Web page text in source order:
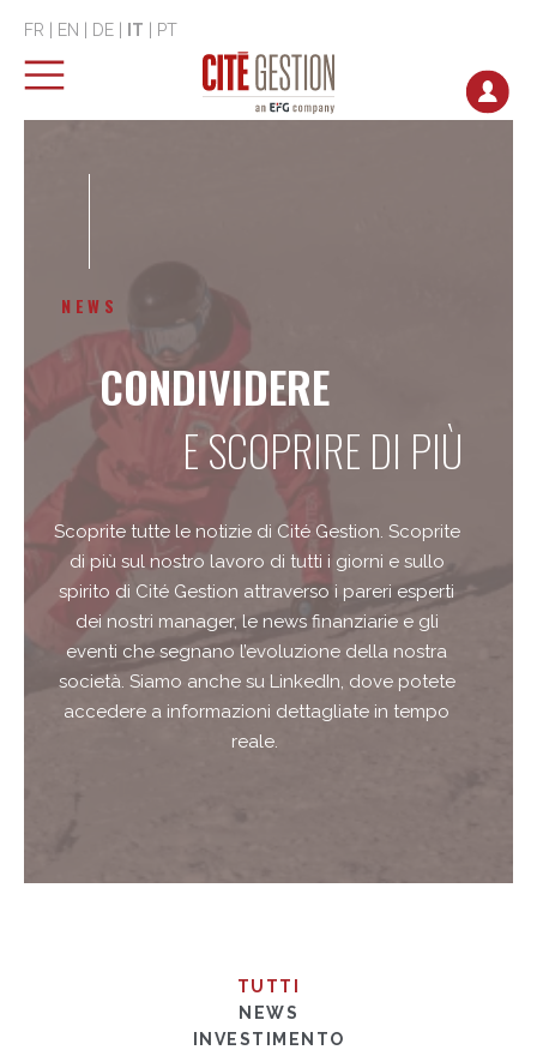
FR EN DE IT PT
NEWS
CONDIVIDERE
E SCOPRIRE DI PIÙ
Scoprite tutte le notizie di Cité Gestion. Scoprite
di più sul nostro lavoro di tutti i giorni e sullo
spirito di Cité Gestion attraverso i pareri esperti
dei nostri manager, le news finanziarie e gli
eventi che segnano l’evoluzione della nostra
società. Siamo anche su LinkedIn, dove potete
accedere a informazioni dettagliate in tempo
reale.
TUTTI
NEWS
INVESTIMENTO